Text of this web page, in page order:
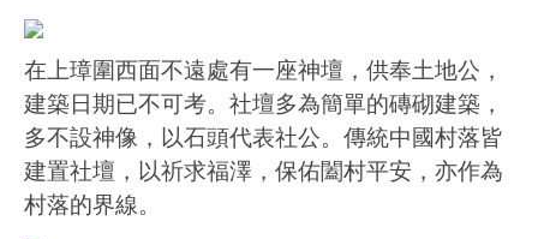
在上璋圍西面不遠處有一座神壇，供奉土地公，
建築日期已不可考。社壇多為簡單的磚砌建築，
多不設神像，以石頭代表社公。傳統中國村落皆
建置社壇，以祈求福澤，保佑闔村平安，亦作為
村落的界線。